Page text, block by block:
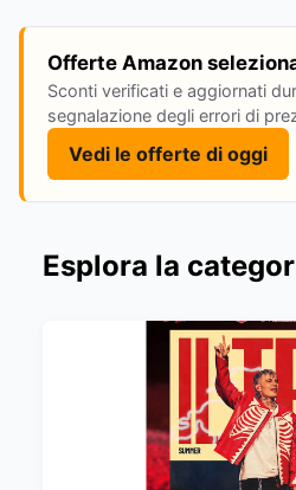
Offerte Amazon
Sconti verificati e aggiornati
segnalazione degli errori di
Vedi le offerte di oggi
Esplora la